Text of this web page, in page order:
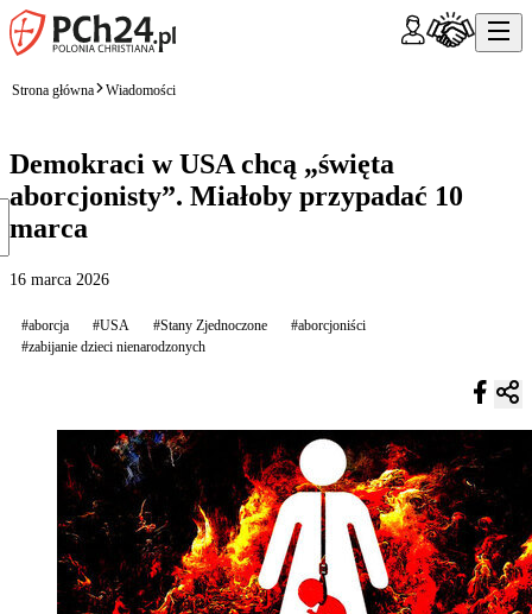
Strona główna Wiadomości
Demokraci w USA chcą „święta
aborcjonisty”. Miałoby przypadać 10
marca
16 marca 2026
#aborcja #USA #Stany Zjednoczone
#aborcjoniści
#zabijanie dzieci nienarodzonych